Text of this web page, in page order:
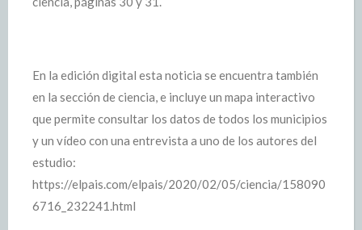
En la edición digital esta noticia se encuentra también
en la sección de ciencia, e incluye un mapa interactivo
que permite consultar los datos de todos los municipios
y un vídeo con una entrevista a uno de los autores del
estudio:
https://elpais.com/elpais/2020/02/05/ciencia/158090
6716_232241.html